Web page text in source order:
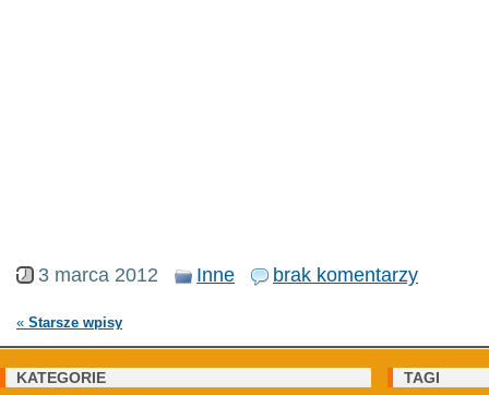
3 marca 2012 Inne brak komentarzy
« Starsze wpisy
KATEGORIE TAGI